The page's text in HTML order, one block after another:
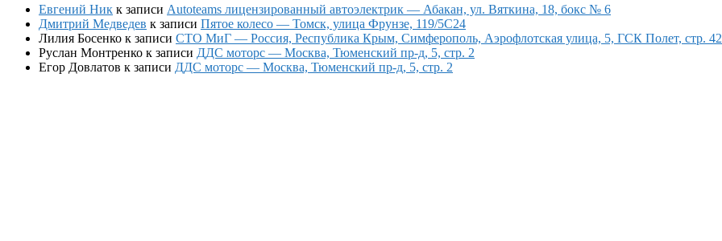
Евгений Ник к записи Autoteams лицензированный автоэлектрик — Абакан, ул. Вяткина, 18, бокс № 6
Дмитрий Медведев к записи Пятое колесо — Томск, улица Фрунзе, 119/5С24
Лилия Босенко к записи СТО МиГ — Россия, Республика Крым, Симферополь, Аэрофлотская улица, 5, ГСК Полет, стр.
Руслан Монтренко к записи ДДС моторс — Москва, Тюменский пр-д, 5, стр. 2
Егор Довлатов к записи ДДС моторс — Москва, Тюменский пр-д, 5, стр. 2